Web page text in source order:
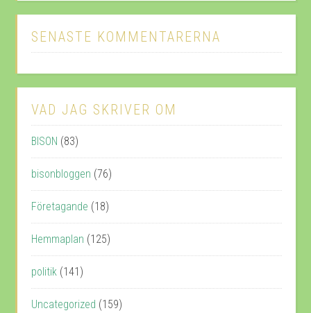
SENASTE KOMMENTARERNA
VAD JAG SKRIVER OM
BISON (83)
bisonbloggen (76)
Företagande (18)
Hemmaplan (125)
politik (141)
Uncategorized (159)